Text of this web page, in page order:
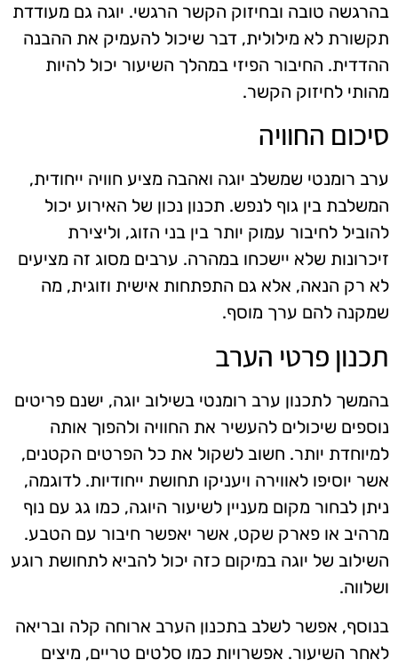
בהרגשה טובה ובחיזוק הקשר הרגשי. יוגה גם מעודדת
תקשורת לא מילולית, דבר שיכול להעמיק את ההבנה
ההדדית. החיבור הפיזי במהלך השיעור יכול להיות
מהותי לחיזוק הקשר.
סיכום החוויה
ערב רומנטי שמשלב יוגה ואהבה מציע חוויה ייחודית,
המשלבת בין גוף לנפש. תכנון נכון של האירוע יכול
להוביל לחיבור עמוק יותר בין בני הזוג, וליצירת
זיכרונות שלא יישכחו במהרה. ערבים מסוג זה מציעים
לא רק הנאה, אלא גם התפתחות אישית וזוגית, מה
שמקנה להם ערך מוסף.
תכנון פרטי הערב
בהמשך לתכנון ערב רומנטי בשילוב יוגה, ישנם פריטים
נוספים שיכולים להעשיר את החוויה ולהפוך אותה
למיוחדת יותר. חשוב לשקול את כל הפרטים הקטנים,
אשר יוסיפו לאווירה ויעניקו תחושת ייחודיות. לדוגמה,
ניתן לבחור מקום מעניין לשיעור היוגה, כמו גג עם נוף
מרהיב או פארק שקט, אשר יאפשר חיבור עם הטבע.
השילוב של יוגה במיקום כזה יכול להביא לתחושת רוגע
ושלווה.
בנוסף, אפשר לשלב בתכנון הערב ארוחה קלה ובריאה
לאחר השיעור. אפשרויות כמו סלטים טריים, מיצים